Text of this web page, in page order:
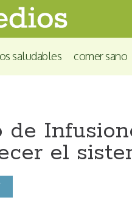
saludables comer sano
de
el